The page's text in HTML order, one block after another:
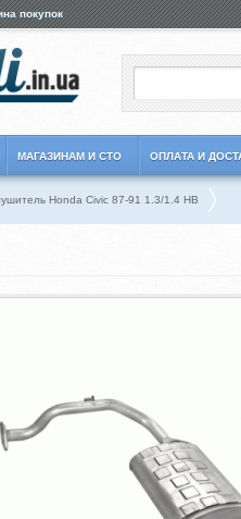
покупок
МАГАЗИНАМ И СТО ОПЛАТА И
Honda Civic 87-91 1.3/1.4 HB